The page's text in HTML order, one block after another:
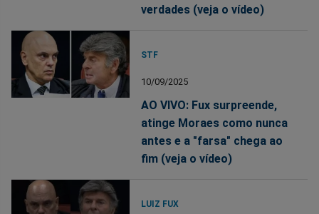
verdades (veja o vídeo)
STF
10/09/2025
AO VIVO: Fux surpreende,
atinge Moraes como nunca
antes e a "farsa" chega ao
fim (veja o vídeo)
LUIZ FUX